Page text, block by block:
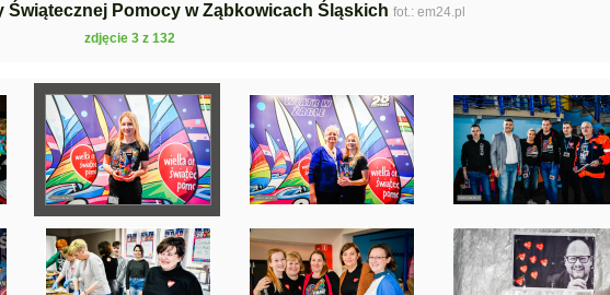
Świątecznej Pomocy w Ząbkowicach Śląskich fot.: em24.pl
zdjęcie 3 z 132